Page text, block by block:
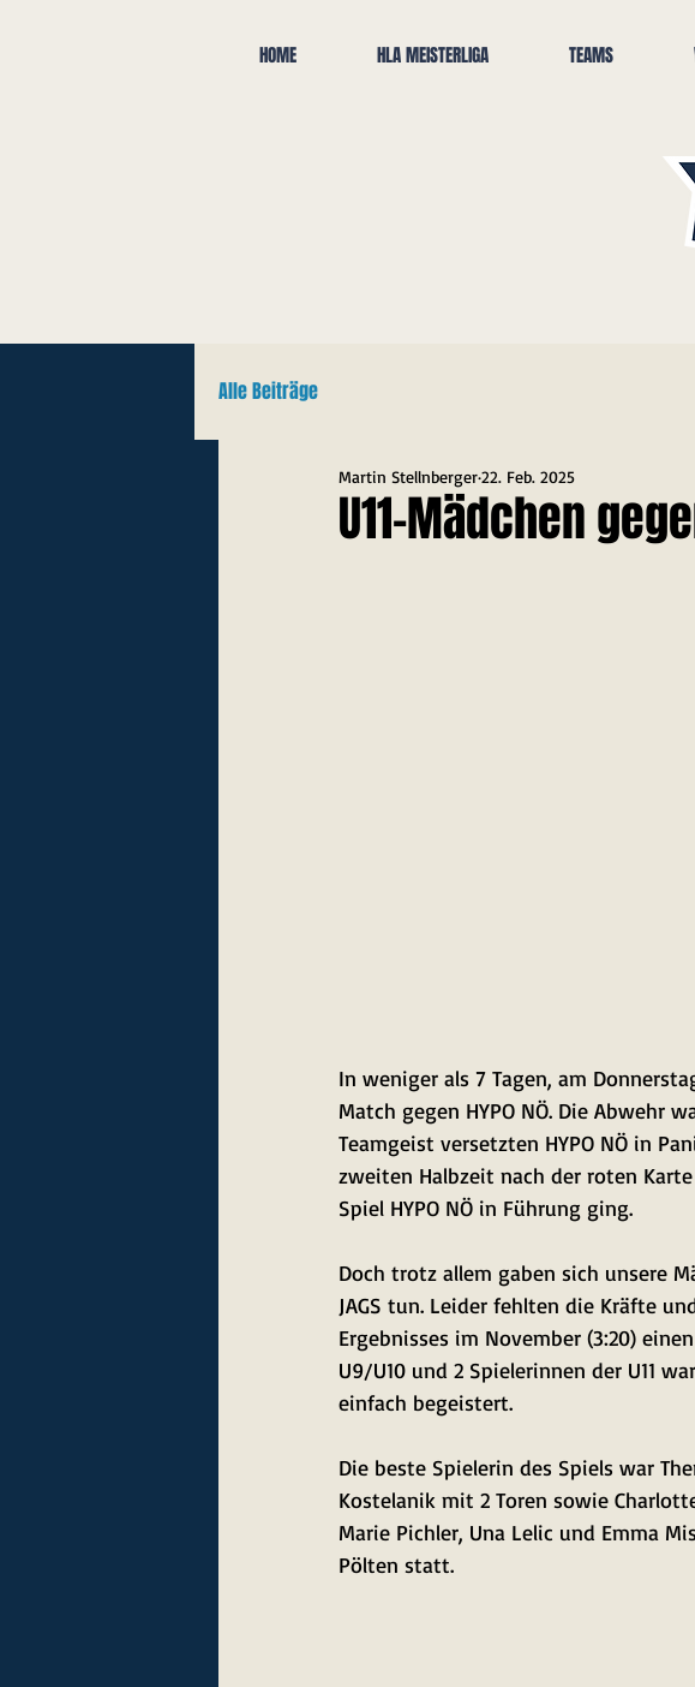
HOME HLA MEISTERLIGA TEAMS
Alle Beiträge
U11-Mädchen
Martin Stellnberger22. Feb. 2025
In weniger als 7 Tagen, am
Match gegen HYPO NÖ. Die Abwehr
Teamgeist versetzten HYPO NÖ in
zweiten Halbzeit nach der roten
Spiel HYPO NÖ in Führung ging.
Doch trotz allem gaben sich unsere
JAGS tun. Leider fehlten die Kräfte
Ergebnisses im November (3:20)
U9/U10 und 2 Spielerinnen der U11
einfach begeistert.
Die beste Spielerin des Spiels war
Kostelanik mit 2 Toren sowie
Marie Pichler, Una Lelic und Emma
Pölten statt.